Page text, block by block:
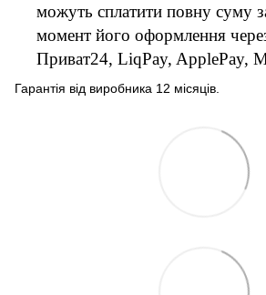
можуть сплатити повну суму
момент його оформлення через
Приват24, LiqPay, ApplePay,
Гарантія від виробника 12 місяців.